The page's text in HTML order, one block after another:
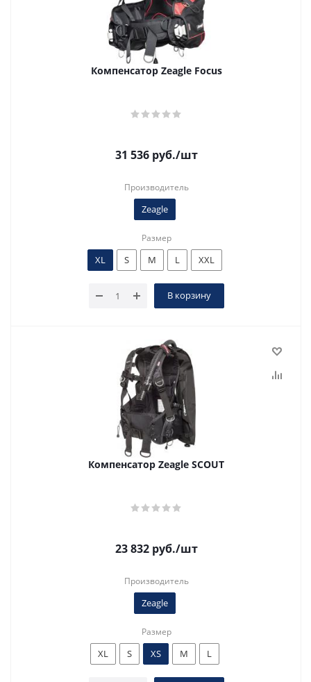
Компенсатор Zeagle Focus
31 536руб./шт
Производитель
Zeagle
Размер
XL S M L XXL
В корзину
Компенсатор Zeagle SCOUT
23 832руб./шт
Производитель
Zeagle
Размер
XL S XS M L